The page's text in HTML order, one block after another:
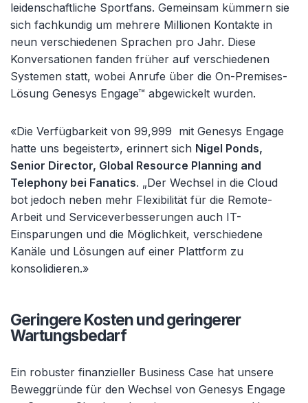
leidenschaftliche Sportfans. Gemeinsam kümmern sie
sich fachkundig um mehrere Millionen Kontakte in
neun verschiedenen Sprachen pro Jahr. Diese
Konversationen fanden früher auf verschiedenen
Systemen statt, wobei Anrufe über die On-Premises-
Lösung Genesys Engage™ abgewickelt wurden.
«Die Verfügbarkeit von 99,999 mit Genesys Engage
hatte uns begeistert», erinnert sich Nigel Ponds,
Senior Director, Global Resource Planning and
Telephony bei Fanatics. „Der Wechsel in die Cloud
bot jedoch neben mehr Flexibilität für die Remote-
Arbeit und Serviceverbesserungen auch IT-
Einsparungen und die Möglichkeit, verschiedene
Kanäle und Lösungen auf einer Plattform zu
konsolidieren.»
Geringere Kosten und geringerer
Wartungsbedarf
Ein robuster finanzieller Business Case hat unsere
Beweggründe für den Wechsel von Genesys Engage